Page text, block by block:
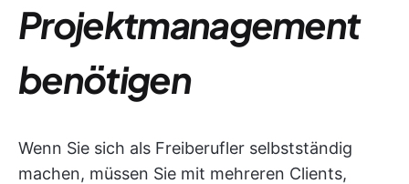
Projektmanagement
benötigen
Wenn Sie sich als Freiberufler selbstständig
machen, müssen Sie mit mehreren Clients,